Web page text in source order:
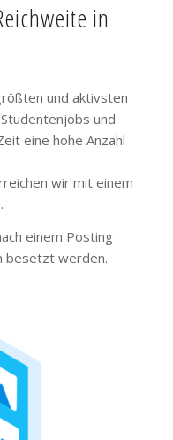
in
und aktivsten
und
eine hohe Anzahl
wir mit einem
einem Posting
besetzt werden.